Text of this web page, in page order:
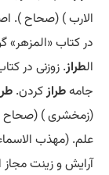
الارب ) (صحاح ).
در کتاب «المزهر»
الطراز. زوزنی در
جامهطرازکردن.
(زمخشری ) (صحاح ).
علم. (مهذب
آرایش و زینت